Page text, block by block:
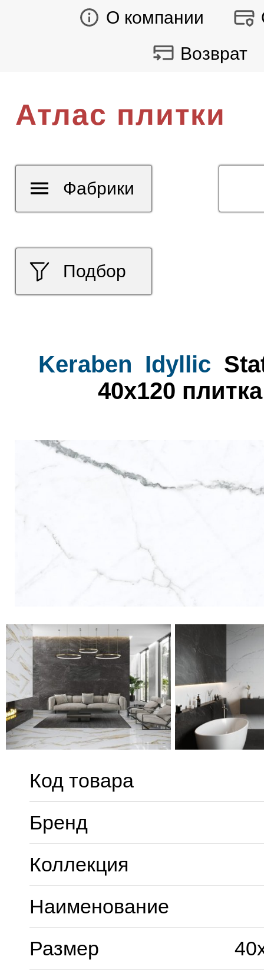
О компании
Возврат
Атлас плитки
Подбор
Фабрики
Keraben Idyllic
40x120
Код товара
Бренд
Коллекция
Наименование
Размер